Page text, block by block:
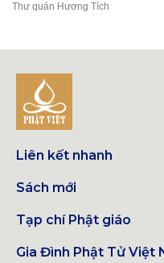
Thư quán Hương Tích
Liên kết nhanh
Sách mới
Tạp chí Phật giáo
Gia Đình Phật Tử Việt